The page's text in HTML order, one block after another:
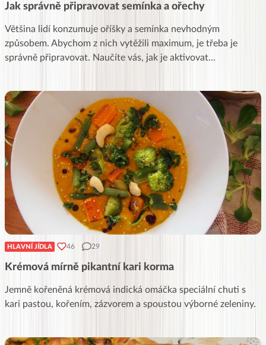
Jak správně připravovat semínka a ořechy
Většina lidí konzumuje oříšky a semínka nevhodným
způsobem. Abychom z nich vytěžili maximum, je třeba je
správně připravovat. Naučíte vás, jak je aktivovat...
HLAVNÍ JÍDLA 46 29
Krémová mírně pikantní kari korma
Jemně kořeněná krémová indická omáčka speciální chuti s
kari pastou, kořením, zázvorem a spoustou výborné zeleniny.